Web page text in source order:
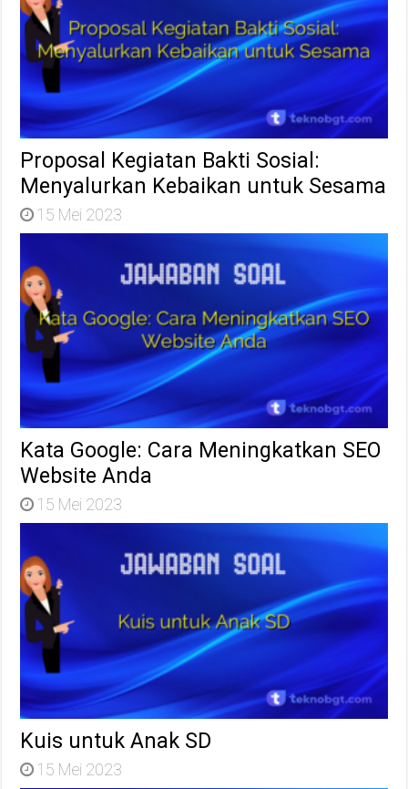
Proposal Kegiatan Bakti Sosial:
Menyalurkan Kebaikan untuk Sesama
15 Mei 2023
Kata Google: Cara Meningkatkan SEO
Website Anda
15 Mei 2023
Kuis untuk Anak SD
15 Mei 2023